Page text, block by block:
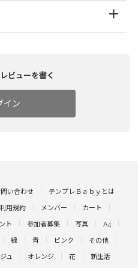
ビューを書く
イン
い合わせ テンプレＢａｂｙとは
利用規約 メンバー カート
ト 参加者募集 写真 A4
緑 青 ピンク その他
ュ オレンジ 花 新生活